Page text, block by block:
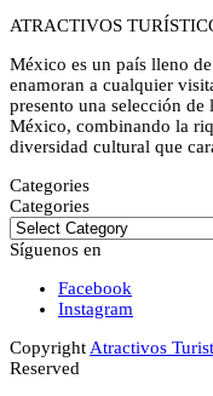
ATRACTIVOS
México es un país lleno
enamoran a cualquier
presento una selección
México, combinando la
diversidad cultural que
Categories
Categories
Síguenos en
Facebook
Instagram
CopyrightAtractivos
Reserved